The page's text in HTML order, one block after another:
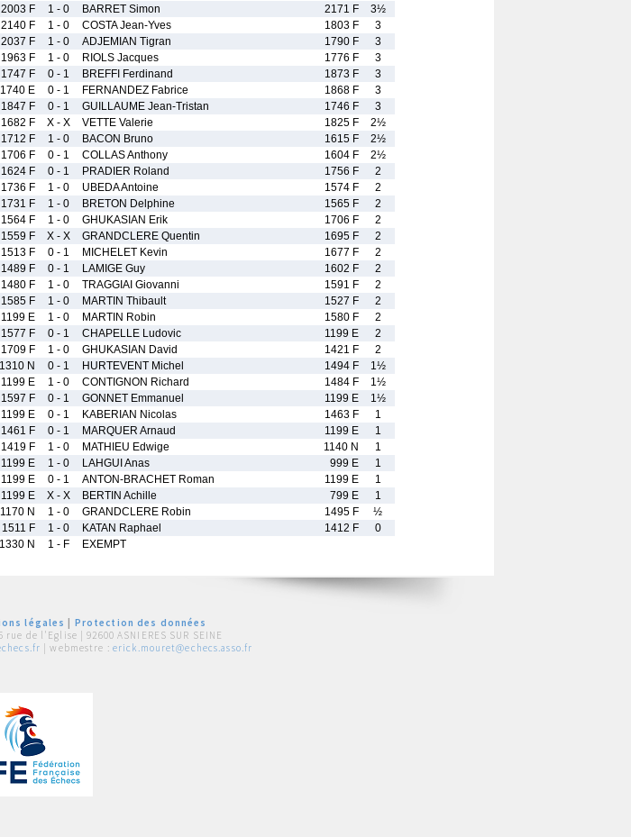
2003 F 1 - 0 BARRET Simon 2171 F
3½
2140 F 1 - 0 COSTA Jean-Yves 1803 F
3
2037 F 1 - 0 ADJEMIAN Tigran 1790 F
3
1963 F 1 - 0 RIOLS Jacques 1776 F
3
1747 F 0 - 1 BREFFI Ferdinand 1873 F
3
1740 E 0 - 1 FERNANDEZ Fabrice 1868 F
3
1847 F 0 - 1 GUILLAUME Jean-Tristan 1746 F
3
1682 F X - X VETTE Valerie 1825 F
2½
1712 F 1 - 0 BACON Bruno 1615 F
2½
1706 F 0 - 1 COLLAS Anthony 1604 F
2½
1624 F 0 - 1 PRADIER Roland 1756 F
2
1736 F 1 - 0 UBEDA Antoine 1574 F
2
1731 F 1 - 0 BRETON Delphine 1565 F
2
1564 F 1 - 0 GHUKASIAN Erik 1706 F
2
1559 F X - X GRANDCLERE Quentin 1695 F
2
1513 F 0 - 1 MICHELET Kevin 1677 F
2
1489 F 0 - 1 LAMIGE Guy 1602 F
2
1480 F 1 - 0 TRAGGIAI Giovanni 1591 F
2
1585 F 1 - 0 MARTIN Thibault 1527 F
2
1199 E 1 - 0 MARTIN Robin 1580 F
2
1577 F 0 - 1 CHAPELLE Ludovic 1199 E
2
1709 F 1 - 0 GHUKASIAN David 1421 F
2
1310 N 0 - 1 HURTEVENT Michel 1494 F
1½
1199 E 1 - 0 CONTIGNON Richard 1484 F
1½
1597 F 0 - 1 GONNET Emmanuel 1199 E
1½
1199 E 0 - 1 KABERIAN Nicolas 1463 F
1
1461 F 0 - 1 MARQUER Arnaud 1199 E
1
1419 F 1 - 0 MATHIEU Edwige 1140 N
1
1199 E 1 - 0 LAHGUI Anas 999 E
1
1199 E 0 - 1 ANTON-BRACHET Roman 1199 E
1
1199 E X - X BERTIN Achille 799 E
1
1170 N 1 - 0 GRANDCLERE Robin 1495 F
½
1511 F 1 - 0 KATAN Raphael 1412 F
0
1330 N 1 - F EXEMPT
légales
Protection des données
rue de l'Eglise | 92600 ASNIERES SUR SEINE
| webmestre : erick.mouret@echecs.asso.fr